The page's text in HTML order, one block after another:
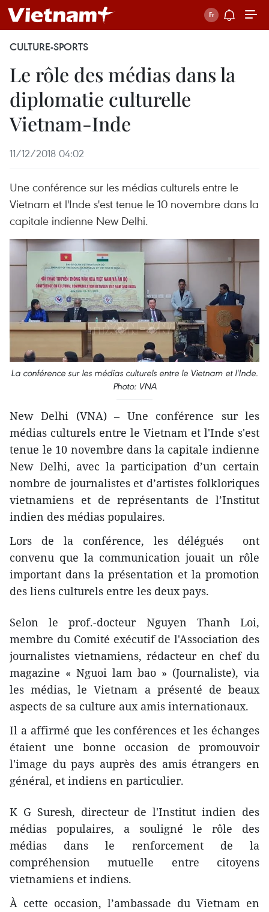
CULTURE-SPORTS
Le rôle des médias dans la
diplomatie culturelle
Vietnam-Inde
11/12/2018 04:02
Une conférence sur les médias culturels entre le
Vietnam et l'Inde s'est tenue le 10 novembre dans la
capitale indienne New Delhi.
La conférence sur les médias culturels entre le Vietnam et l'Inde.
Photo: VNA
New Delhi (VNA) – Une conférence sur les
médias culturels entre le Vietnam et l'Inde s'est
tenue le 10 novembre dans la capitale indienne
New Delhi, avec la participation d’un certain
nombre de journalistes et d’artistes folkloriques
vietnamiens et de représentants de l’Institut
indien des médias populaires.
Lors de la conférence, les délégués ont
convenu que la communication jouait un rôle
important dans la présentation et la promotion
des liens culturels entre les deux pays.
Selon le prof.-docteur Nguyen Thanh Loi,
membre du Comité exécutif de l'Association des
journalistes vietnamiens, rédacteur en chef du
magazine « Nguoi lam bao » (Journaliste), via
les médias, le Vietnam a présenté de beaux
aspects de sa culture aux amis internationaux.
Il a affirmé que les conférences et les échanges
étaient une bonne occasion de promouvoir
l'image du pays auprès des amis étrangers en
général, et indiens en particulier.
K G Suresh, directeur de l'Institut indien des
médias populaires, a souligné le rôle des
médias dans le renforcement de la
compréhension mutuelle entre citoyens
vietnamiens et indiens.
À cette occasion, l’ambassade du Vietnam en